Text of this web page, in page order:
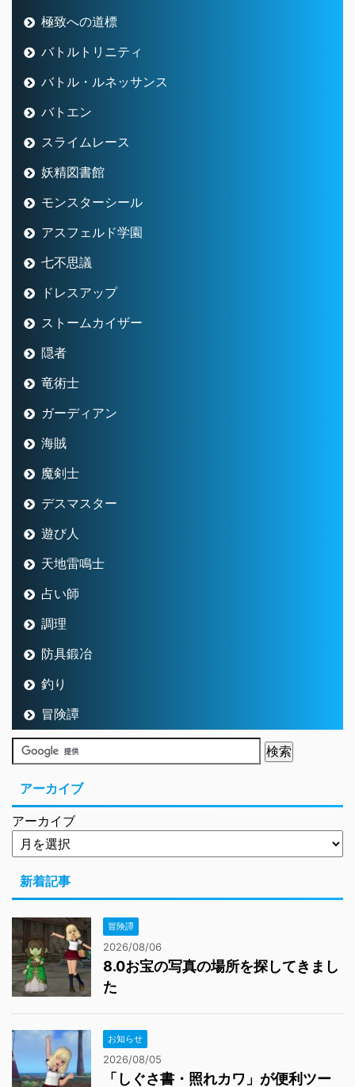
極致への道標
バトルトリニティ
バトル・ルネッサンス
バトエン
スライムレース
妖精図書館
モンスターシール
アスフェルド学園
七不思議
ドレスアップ
ストームカイザー
隠者
竜術士
ガーディアン
海賊
魔剣士
デスマスター
遊び人
天地雷鳴士
占い師
調理
防具鍛冶
釣り
冒険譚
アーカイブ
アーカイブ
新着記事
冒険譚
2026/08/06
8.0お宝の写真の場所を探してきまし
た
お知らせ
2026/08/05
「しぐさ書・照れカワ」が便利ツー